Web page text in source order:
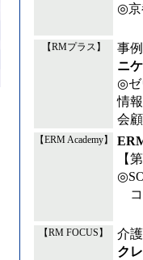
◎京
【RMプラス】
事
ニ
◎ゼ
情
会
【ERM Academy】
【
コ
【RM FOCUS】
介
ク